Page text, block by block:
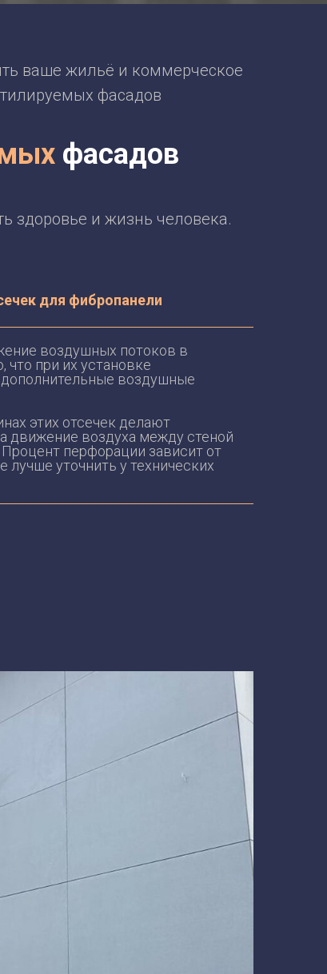
ваше жильё и коммерческое
фасадов
фасадов
здоровье и жизнь человека.
для фибропанели
воздушных потоков в
при их установке
воздушные
этих отсечек делают
движение воздуха между стеной
перфорации зависит от
лучше уточнить у технических